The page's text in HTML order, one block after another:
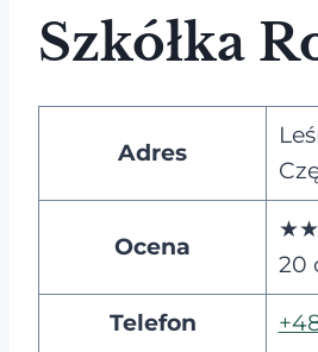
Szkółka
Adres
Ocena
20
Telefon